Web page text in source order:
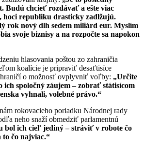
Budú chcieť rozdávať a ešte viac
hoci republiku drasticky zadlžujú.
rok nový dlh sedem miliárd eur. Myslím
svoje biznisy a na rozpočte sa napokon
hlasovania poštou zo zahraničia
koalície je pripraviť desaťtisíce
o možnosť ovplyvniť voľby: „Určite
ich spoločný záujem – zobrať státisícom
vyhnali, volebné právo.“
rokovacieho poriadku Národnej rady
neho snaží obmedziť parlamentnú
bol ich cieľ jediný – stráviť v robote čo
čo najviac.“